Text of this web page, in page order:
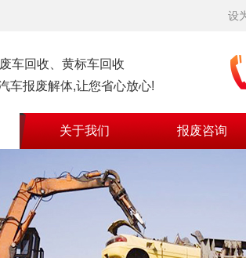
设
车回收、黄标车回收
车报废解体,让您省心放心!
关于我们 报废咨询